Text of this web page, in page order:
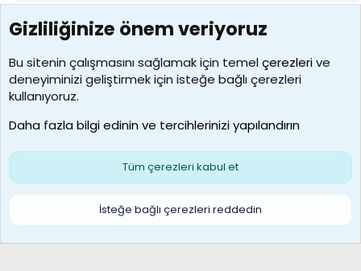
7388
Kullanıcılar
borabekirogluu
Son üye
Çerezler
S
Gizliliğinize önem veriyoruz
Bu sitenin çalışmasını sağlamak için temelçerezlerive
deneyiminizi geliştirmek için isteğe bağlı çerezleri
kullanıyoruz.
Daha fazla bilgi edinin ve tercihlerinizi yapılandırın
Tüm çerezleri kabul et
İsteğe bağlı çerezleri reddedin